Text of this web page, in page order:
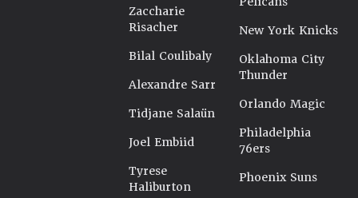
Zaccharie
Risacher
Bilal Coulibaly
Alexandre Sarr
Tidjane Salaün
Joel Embiid
Tyrese
Haliburton
New York Knicks
Oklahoma City
Thunder
Orlando Magic
Philadelphia
76ers
Phoenix Suns